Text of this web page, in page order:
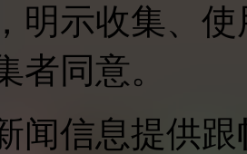
明示收集、
者同意。
闻信息提供